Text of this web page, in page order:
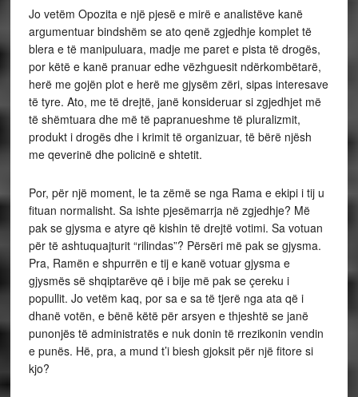
Jo vetëm Opozita e një pjesë e mirë e analistëve kanë
argumentuar bindshëm se ato qenë zgjedhje komplet të
blera e të manipuluara, madje me paret e pista të drogës,
por këtë e kanë pranuar edhe vëzhguesit ndërkombëtarë,
herë me gojën plot e herë me gjysëm zëri, sipas interesave
të tyre. Ato, me të drejtë, janë konsideruar si zgjedhjet më
të shëmtuara dhe më të papranueshme të pluralizmit,
produkt i drogës dhe i krimit të organizuar, të bërë njësh
me qeverinë dhe policinë e shtetit.
Por, për një moment, le ta zëmë se nga Rama e ekipi i tij u
fituan normalisht. Sa ishte pjesëmarrja në zgjedhje? Më
pak se gjysma e atyre që kishin të drejtë votimi. Sa votuan
për të ashtuquajturit “rilindas”? Përsëri më pak se gjysma.
Pra, Ramën e shpurrën e tij e kanë votuar gjysma e
gjysmës së shqiptarëve që i bije më pak se çereku i
popullit. Jo vetëm kaq, por sa e sa të tjerë nga ata që i
dhanë votën, e bënë këtë për arsyen e thjeshtë se janë
punonjës të administratës e nuk donin të rrezikonin vendin
e punës. Hë, pra, a mund t’i biesh gjoksit për një fitore si
kjo?